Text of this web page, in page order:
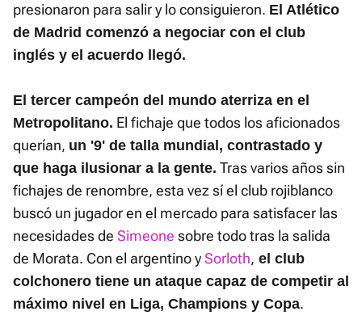
presionaron para salir y lo consiguieron. El Atlético
de Madrid comenzó a negociar con el club
inglés y el acuerdo llegó.
El tercer campeón del mundo aterriza en el
Metropolitano. El fichaje que todos los aficionados
querían, un '9' de talla mundial, contrastado y
que haga ilusionar a la gente. Tras varios años sin
fichajes de renombre, esta vez sí el club rojiblanco
buscó un jugador en el mercado para satisfacer las
necesidades de Simeone sobre todo tras la salida
de Morata. Con el argentino y Sorloth, el club
colchonero tiene un ataque capaz de competir al
máximo nivel en Liga, Champions y Copa.